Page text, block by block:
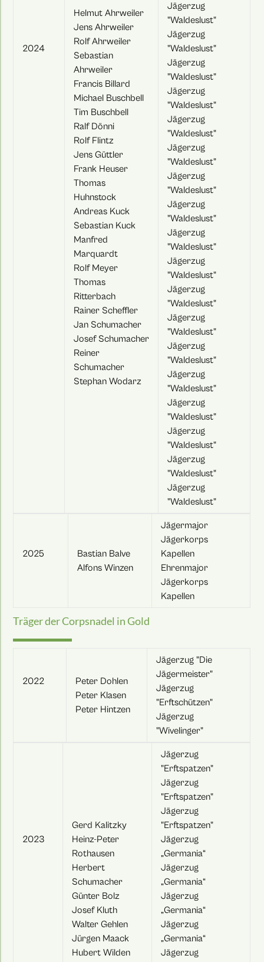
2024
Helmut Ahrweiler
Jens Ahrweiler
Rolf Ahrweiler
Sebastian
Ahrweiler
Francis Billard
Michael Buschbell
Tim Buschbell
Ralf Dönni
Rolf Flintz
Jens Güttler
Frank Heuser
Thomas
Huhnstock
Andreas Kuck
Sebastian Kuck
Manfred
Marquardt
Rolf Meyer
Thomas
Ritterbach
Rainer Scheffler
Jan Schumacher
Josef Schumacher
Reiner
Schumacher
Stephan Wodarz
Jägerzug
"Waldeslust"
Jägerzug
"Waldeslust"
Jägerzug
"Waldeslust"
Jägerzug
"Waldeslust"
Jägerzug
"Waldeslust"
Jägerzug
"Waldeslust"
Jägerzug
"Waldeslust"
Jägerzug
"Waldeslust"
Jägerzug
"Waldeslust"
Jägerzug
"Waldeslust"
Jägerzug
"Waldeslust"
Jägerzug
"Waldeslust"
Jägerzug
"Waldeslust"
Jägerzug
"Waldeslust"
Jägerzug
"Waldeslust"
Jägerzug
"Waldeslust"
Jägerzug
"Waldeslust"
Jägerzug
"Waldeslust"
2025
Bastian Balve
Alfons Winzen
Jägermajor
Jägerkorps
Kapellen
Ehrenmajor
Jägerkorps
Kapellen
Träger der Corpsnadel in Gold
2022
Peter Dohlen
Peter Klasen
Peter Hintzen
Jägerzug "Die
Jägermeister"
Jägerzug
"Erftschützen"
Jägerzug
"Wivelinger"
2023
Gerd Kalitzky
Heinz-Peter
Rothausen
Herbert
Schumacher
Günter Bolz
Josef Kluth
Walter Gehlen
Jürgen Maack
Hubert Wilden
Jägerzug
"Erftspatzen"
Jägerzug
"Erftspatzen"
Jägerzug
"Erftspatzen"
Jägerzug
„Germania“
Jägerzug
„Germania“
Jägerzug
„Germania“
Jägerzug
„Germania“
Jägerzug